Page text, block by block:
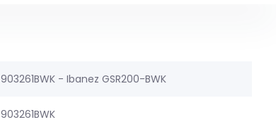
903261BWK - Ibanez GSR200-BWK
903261BWK